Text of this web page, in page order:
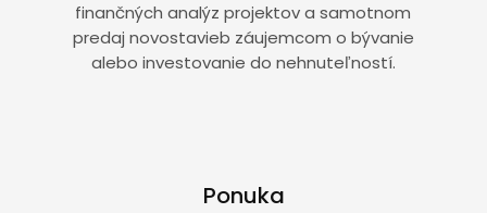
finančných analýz projektov a samotnom
predaj novostavieb záujemcom o bývanie
alebo investovanie do nehnuteľností.
Ponuka